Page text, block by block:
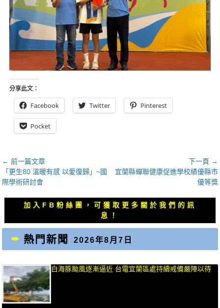
分享此文：
Facebook Twitter Pinterest
Pocket
文
章
導
覽
← 前一篇文章
上
一
「更生80 溫暖有感 以愛復歸」~國
際學術研討會
下一頁 →
下
文
章：
宜蘭縣蟬聯健康促進學校績優縣市
優等獎
加入FB粉絲團，可獲取更多關於我們的訊
息！
熱門新聞 2026年8月7日
白海豚颱風逐漸逼近 台電宜蘭區處持續戒備嚴陣以待